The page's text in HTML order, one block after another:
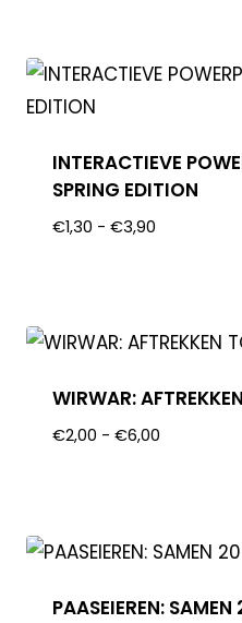
INTERACTIEVE
SPRING EDITION
€1,30 - €3,90
WIRWAR:
€2,00 - €6,00
PAASEIEREN: SAMEN